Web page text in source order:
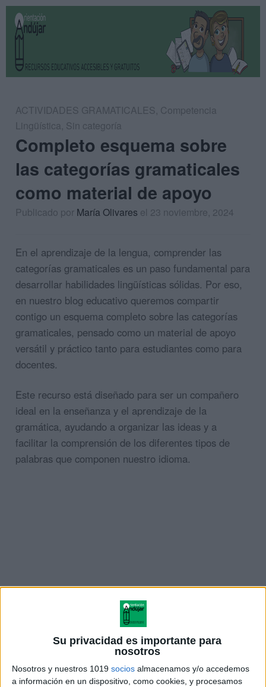
Su privacidad es importante para
nosotros
Nosotros y nuestros 1019 socios almacenamos y/o accedemos
a información en un dispositivo, como cookies, y procesamos
ACTIVIDADES GRAMATICALES, Competencia
Lingüística, Sin categoría
Completo esquema sobre
las categorías gramaticales
como material de apoyo
Publicado por María Olivares el 23 noviembre, 2024
En el aprendizaje de la lengua, comprender las
categorías gramaticales es un paso fundamental para
desarrollar habilidades lingüísticas sólidas. Por eso,
en nuestro blog educativo queremos compartir
contigo un esquema completo sobre las categorías
gramaticales, pensado como un material de apoyo
versátil y práctico tanto para estudiantes como para
docentes.
Este recurso está diseñado para ser un compañero
ideal en la enseñanza y el aprendizaje de la
gramática, ayudando a organizar las ideas y a
facilitar la comprensión de los diferentes tipos de
palabras que componen nuestro idioma.
ENALCE DE DESCARGA